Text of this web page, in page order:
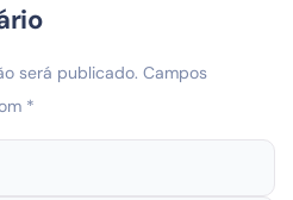
será publicado. Campos
*